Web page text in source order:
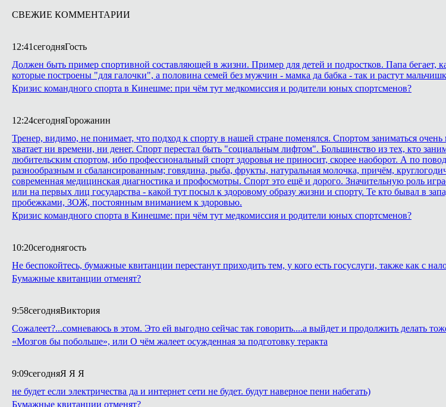
СВЕЖИЕ КОММЕНТАРИИ
12:41сегодняГость
Должен быть пример спортивной составляющей в жизни. Пример для детей и подростков. Папа бегает,
которые построены "для галочки", а половина семей без мужчин - мамка да бабка - так и растут
Кризис командного спорта в Кинешме: при чём тут медкомиссия и родители юных спортсменов?
12:24сегодняГорожанин
Тренер, видимо, не понимает, что подход к спорту в нашей стране поменялся. Спортом заниматься
хватает ни времени, ни денег. Спорт перестал быть "социальным лифтом". Большинство из тех, кто
любительским спортом, ибо профессиональный спорт здоровья не приносит, скорее наоборот. А по
разнообразным и сбалансированным; говядина, рыба, фрукты, натуральная молочка, причём,
современная медицинская диагностика и профосмотры. Спорт это ещё и дорого. Значительную роль
или на первых лиц государства - какой тут посыл к здоровому образу жизни и спорту. Те кто бывал в
пробежками, ЗОЖ, постоянным вниманием к здоровью.
Кризис командного спорта в Кинешме: при чём тут медкомиссия и родители юных спортсменов?
10:20сегоднягость
Не беспокойтесь, бумажные квитанции перестанут приходить тем, у кого есть госуслуги, также как с
Бумажные квитанции отменят?
9:58сегодняВиктория
Сожалеет?...сомневаюсь в этом. Это ей выгодно сейчас так говорить....а выйдет и продолжить делать
«Мозгов бы побольше», или О чём жалеет осужденная за подготовку теракта
9:09сегодняЯ Я Я
не будет если электричества да и интернет сети не будет. будут наверное пени набегать)
Бумажные квитанции отменят?